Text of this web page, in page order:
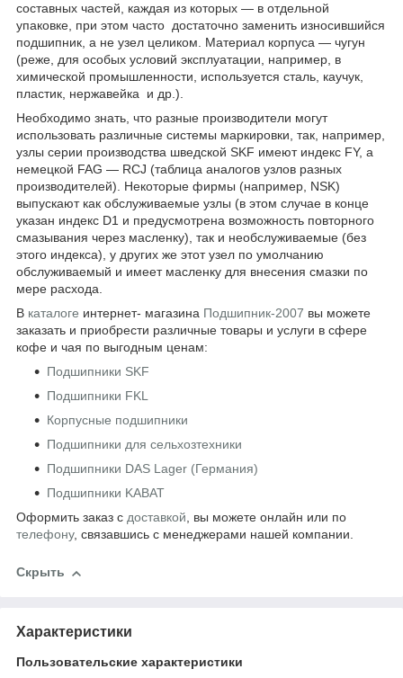
составных частей, каждая из которых — в отдельной
упаковке, при этом часто достаточно заменить износившийся
подшипник, а не узел целиком. Материал корпуса — чугун
(реже, для особых условий эксплуатации, например, в
химической промышленности, используется сталь, каучук,
пластик, нержавейка и др.).
Необходимо знать, что разные производители могут
использовать различные системы маркировки, так, например,
узлы серии производства шведской SKF имеют индекс FY, а
немецкой FAG — RCJ (таблица аналогов узлов разных
производителей). Некоторые фирмы (например, NSK)
выпускают как обслуживаемые узлы (в этом случае в конце
указан индекс D1 и предусмотрена возможность повторного
смазывания через масленку), так и необслуживаемые (без
этого индекса), у других же этот узел по умолчанию
обслуживаемый и имеет масленку для внесения смазки по
мере расхода.
В каталоге интернет- магазина Подшипник-2007 вы можете
заказать и приобрести различные товары и услуги в сфере
кофе и чая по выгодным ценам:
Подшипники SKF
Подшипники FKL
Корпусные подшипники
Подшипники для сельхозтехники
Подшипники DAS Lager (Германия)
Подшипники KABAT
Оформить заказ с доставкой, вы можете онлайн или по
телефону, связавшись с менеджерами нашей компании.
Скрыть
Характеристики
Пользовательские характеристики